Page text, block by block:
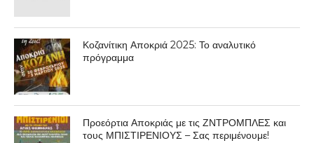
Κοζανίτικη Αποκριά 2025: Το αναλυτικό
πρόγραμμα
Προεόρτια Αποκριάς με τις ΖΝΤΡΟΜΠΛΕΣ και
τους ΜΠΙΣΤΙΡΕΝΙΟΥΣ – Σας περιμένουμε!